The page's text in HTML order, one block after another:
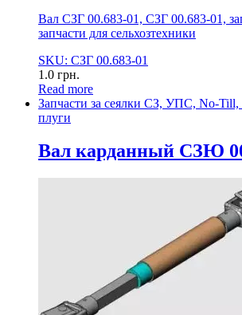
Вал СЗГ 00.683-01, СЗГ 00.683-01,
запчасти для сельхозтехники
SKU: СЗГ 00.683-01
1.0 грн.
Read more
Запчасти за сеялки СЗ, УПС, No-Till,
плуги
Вал карданный СЗЮ